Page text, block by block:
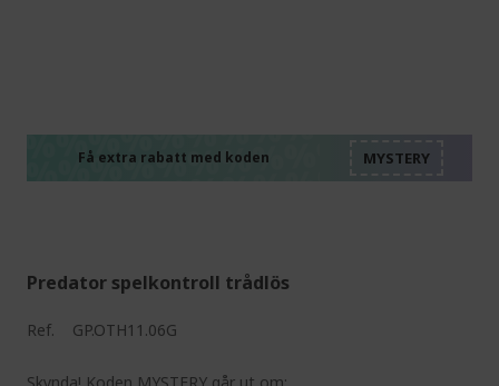
Få extra rabatt med koden
Predator spelkontroll trådlös
Ref. GP.OTH11.06G